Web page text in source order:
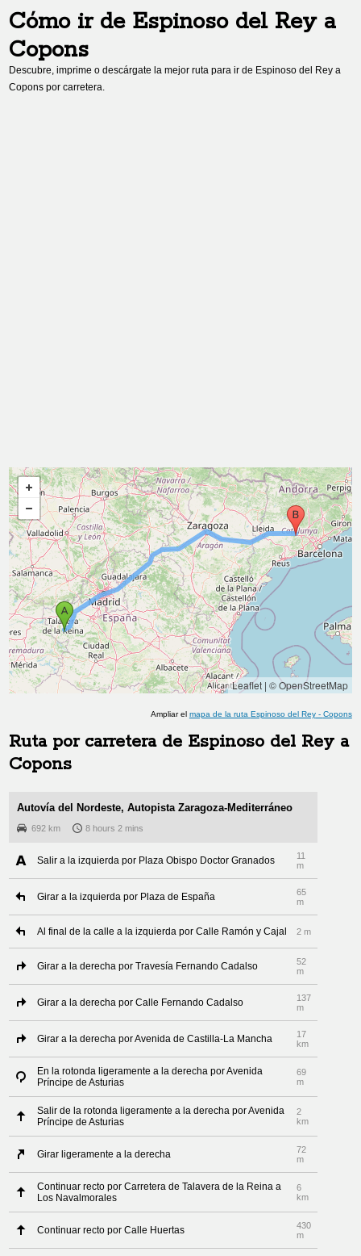
Cómo ir de Espinoso del Reya
Copons
Descubre, imprime o descárgate la mejor ruta para ir de Espinoso del Rey a
Copons por carretera.
Leaflet| © OpenStreetMap
Ampliar el mapa de la ruta Espinoso del Rey- Copons
Ruta por carretera de Espinoso del Rey a
Copons
Autovía del Nordeste, Autopista Zaragoza-Mediterráneo
692 km 8 hours 2 mins
Salir a la izquierda por Plaza Obispo Doctor Granados
11
m
Girar a la izquierda por Plaza de España
65
m
Al final de la calle a la izquierda por Calle Ramón y Cajal 2 m
Girar a la derecha por Travesía Fernando Cadalso
52
m
Girar a la derecha por Calle Fernando Cadalso
137
m
Girar a la derecha por Avenida de Castilla-La Mancha
17
km
En la rotonda ligeramente a la derecha por Avenida
Príncipe de Asturias
69
m
Salir de la rotonda ligeramente a la derecha por Avenida
Príncipe de Asturias
2
km
Girar ligeramente a la derecha
72
m
Continuar recto por Carretera de Talavera de la Reina a
Los Navalmorales
6
km
Continuar recto por Calle Huertas
430
m